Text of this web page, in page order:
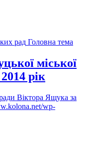
рад Головна тема
міської
рік
Віктора Ящука за
wp-